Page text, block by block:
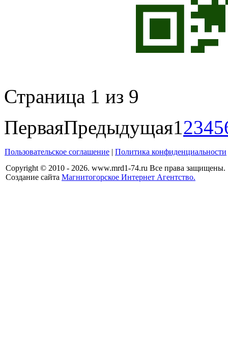
Страница 1 из 9
ПерваяПредыдущая12345
Пользовательское соглашение | Политика конфиденциальности
Copyright © 2010 - 2026. www.mrd1-74.ru Все права защищены.
Создание сайта Магнитогорское Интернет Агентство.